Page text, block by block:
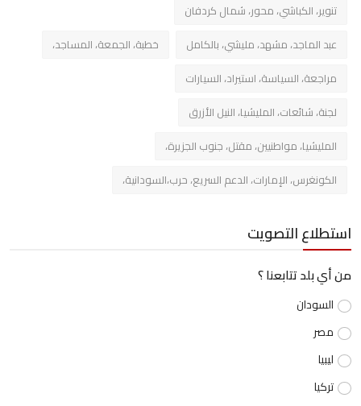
تنوير، الكباشي، محور، شمال كردفان
عبد الماجد، مشهد، مليشي، بالكامل
خطبة، الجمعة، المساجد،
مراجعة، السياسة، استيراد، السيارات
لجنة، شائعات، المليشيا، النيل الأزرق
المليشيا، مواطنيين، مقتل، جنوب الجزيرة،
الكونغرس، الإمارات، الدعم السريع، حرب،السودانية،
استطلاع التصويت
من أي بلد تتابعنا ؟
السودان
مصر
ليبيا
تركيا